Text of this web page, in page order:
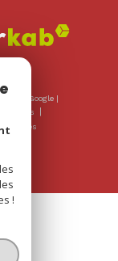
by Google |
légales
Cookies
!